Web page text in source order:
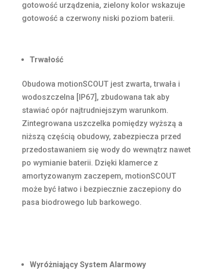
gotowość urządzenia, zielony kolor wskazuje
gotowość a czerwony niski poziom baterii.
Trwałość
Obudowa motionSCOUT jest zwarta, trwała i
wodoszczelna [IP67], zbudowana tak aby
stawiać opór najtrudniejszym warunkom.
Zintegrowana uszczelka pomiędzy wyższą a
niższą częścią obudowy, zabezpiecza przed
przedostawaniem się wody do wewnątrz nawet
po wymianie baterii. Dzięki klamerce z
amortyzowanym zaczepem, motionSCOUT
może być łatwo i bezpiecznie zaczepiony do
pasa biodrowego lub barkowego.
Wyróżniający System Alarmowy